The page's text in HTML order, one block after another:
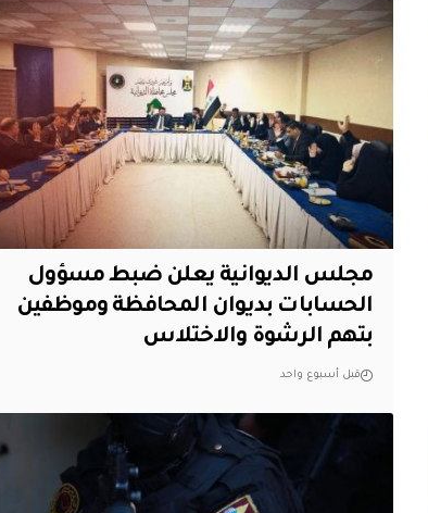
مجلس الديوانية يعلن ضبط مسؤول
الحسابات بديوان المحافظة وموظفين
بتهم الرشوة والاختلاس
قبل أسبوع واحد